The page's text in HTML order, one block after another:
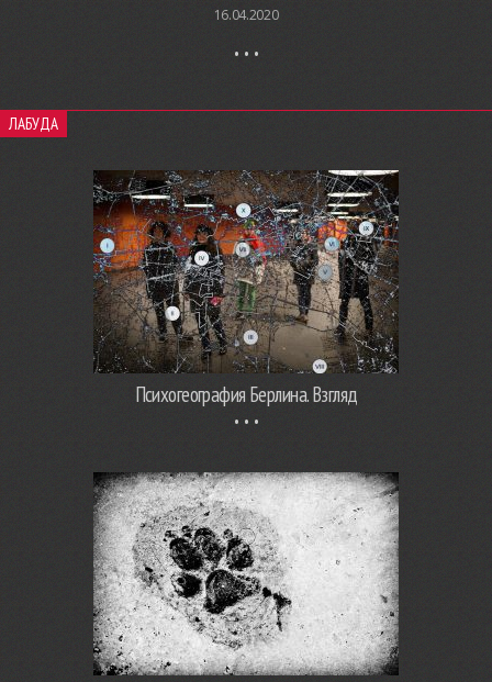
16.04.2020
ЛАБУДА
Психогеография Берлина. Взгляд